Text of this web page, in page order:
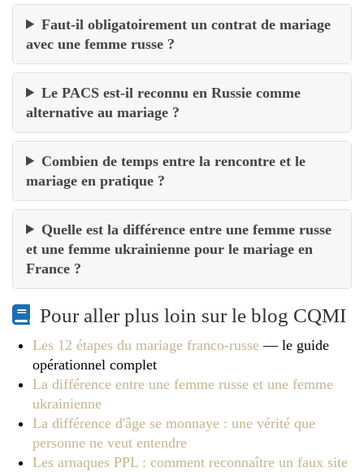
Faut-il obligatoirement un contrat de mariage
avec une femme russe ?
Le PACS est-il reconnu en Russie comme
alternative au mariage ?
Combien de temps entre la rencontre et le
mariage en pratique ?
Quelle est la différence entre une femme russe
et une femme ukrainienne pour le mariage en
France ?
Pour aller plus loin sur le blog CQMI
Les 12 étapes du mariage franco-russe — le guide
opérationnel complet
La différence entre une femme russe et une femme
ukrainienne
La différence d'âge se monnaye : une vérité que
personne ne veut entendre
Les arnaques PPL : comment reconnaître un faux site